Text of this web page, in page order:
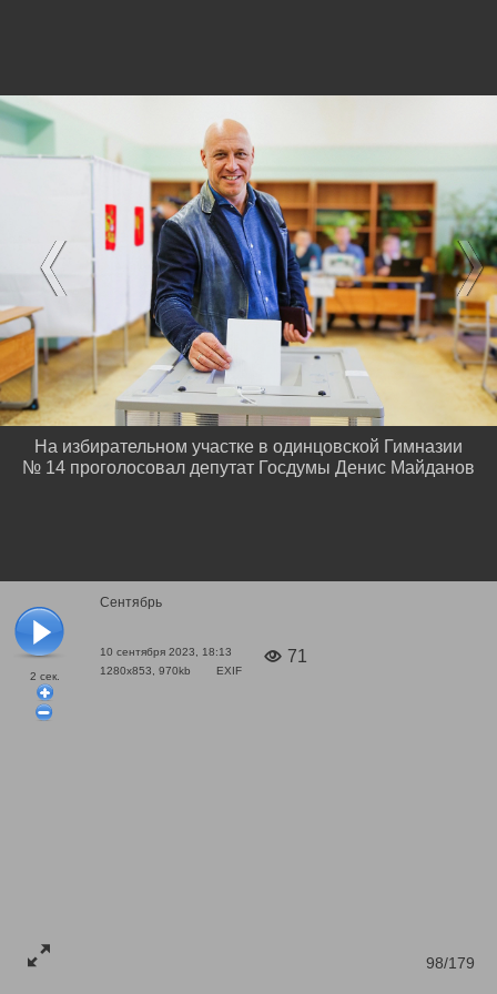
2 сек.
Сентябрь
10 сентября 2023, 18:13
1280x853, 970kb
EXIF
71
98/179
На избирательном участке в одинцовской Гимназии
№ 14 проголосовал депутат Госдумы Денис Майданов